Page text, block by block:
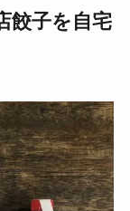
餃子を自宅